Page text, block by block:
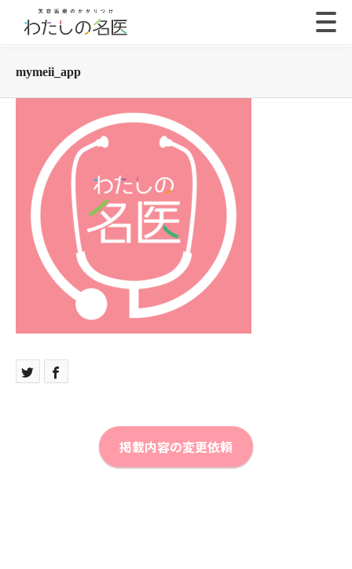
mymeii_app
掲載内容の変更依頼